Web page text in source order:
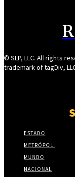
© SLP, LLC. All rights
trademark of tagDiv,
ESTADO
METRÓPOLI
MUNDO
NACIONAL